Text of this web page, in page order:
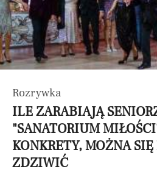
Rozrywka
ILE ZARABIAJĄ
"SANATORIUM
KONKRETY, MOŻNA
ZDZIWIĆ